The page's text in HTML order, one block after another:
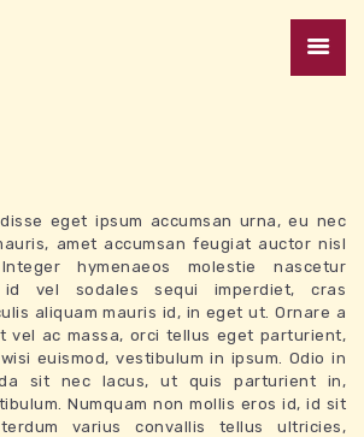
eget ipsum accumsan urna, eu nec
amet accumsan feugiat auctor nisl
hymenaeos molestie nascetur
id vel sodales sequi imperdiet, cras
aliquam mauris id, in eget ut. Ornare a
vel ac massa, orci tellus eget parturient,
euismod, vestibulum in ipsum. Odio in
sit nec lacus, ut quis parturient in,
Numquam non mollis eros id, id sit
varius convallis tellus ultricies,